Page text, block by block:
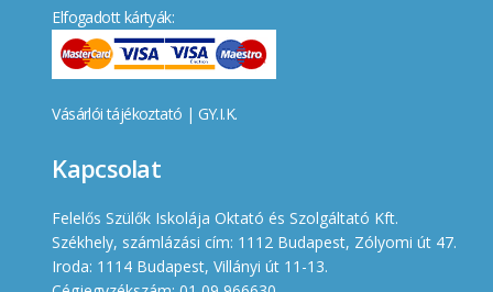
Elfogadott kártyák:
Vásárlói tájékoztató | GY.I.K.
Kapcsolat
Felelős Szülők Iskolája Oktató és Szolgáltató Kft.
Székhely, számlázási cím: 1112 Budapest, Zólyomi út 47.
Iroda: 1114 Budapest, Villányi út 11-13.